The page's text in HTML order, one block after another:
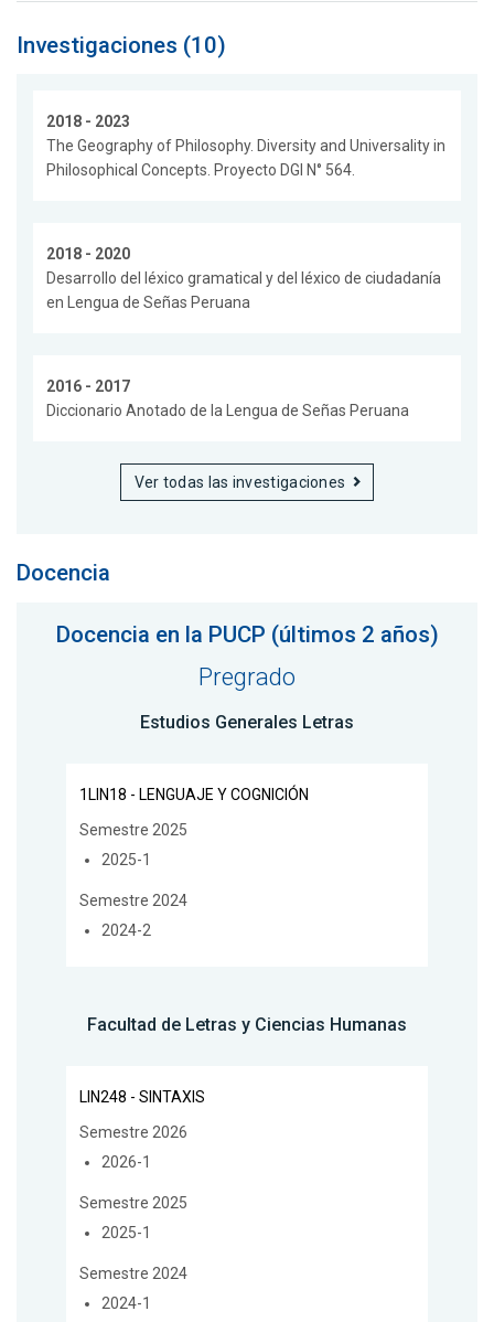
Investigaciones (10)
2018 - 2023
The Geography of Philosophy. Diversity and Universality in
Philosophical Concepts. Proyecto DGI N° 564.
2018 - 2020
Desarrollo del léxico gramatical y del léxico de ciudadanía
en Lengua de Señas Peruana
2016 - 2017
Diccionario Anotado de la Lengua de Señas Peruana
Ver todas las investigaciones
Docencia
Docencia en la PUCP (últimos 2 años)
Pregrado
Estudios Generales Letras
1LIN18 - LENGUAJE Y COGNICIÓN
Semestre 2025
2025-1
Semestre 2024
2024-2
Facultad de Letras y Ciencias Humanas
LIN248 - SINTAXIS
Semestre 2026
2026-1
Semestre 2025
2025-1
Semestre 2024
2024-1